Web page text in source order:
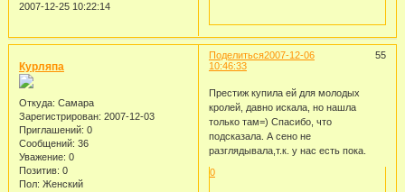
2007-12-25 10:22:14
Поделиться 55
2007-12-06
10:46:33
Курляпа
Откуда: Самара
Зарегистрирован: 2007-12-03
Приглашений: 0
Сообщений: 36
Уважение: 0
Позитив: 0
Пол: Женский
Престиж купила ей для молодых
кролей, давно искала, но нашла
только там=) Спасибо, что
подсказала. А сено не
разглядывала,т.к. у нас есть пока.
0